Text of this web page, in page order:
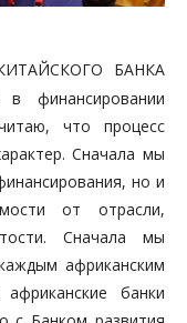
БАНКА
финансировании
что процесс
Сначала мы
но и
от отрасли,
Сначала мы
африканским
банки